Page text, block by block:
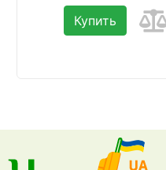
Купить